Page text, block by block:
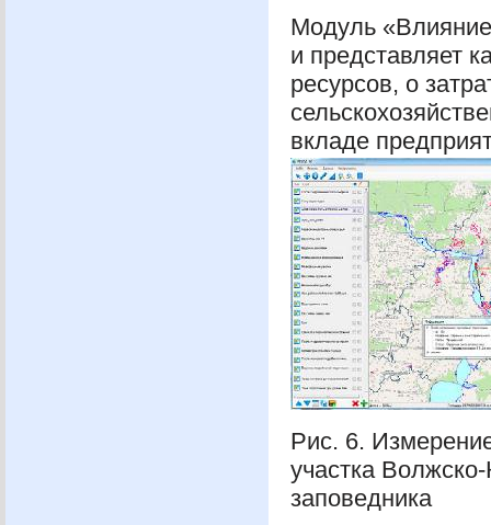
Модуль «Влияние
и представляет
ресурсов, о
вкладе
Рис. 6.
участка
заповедника